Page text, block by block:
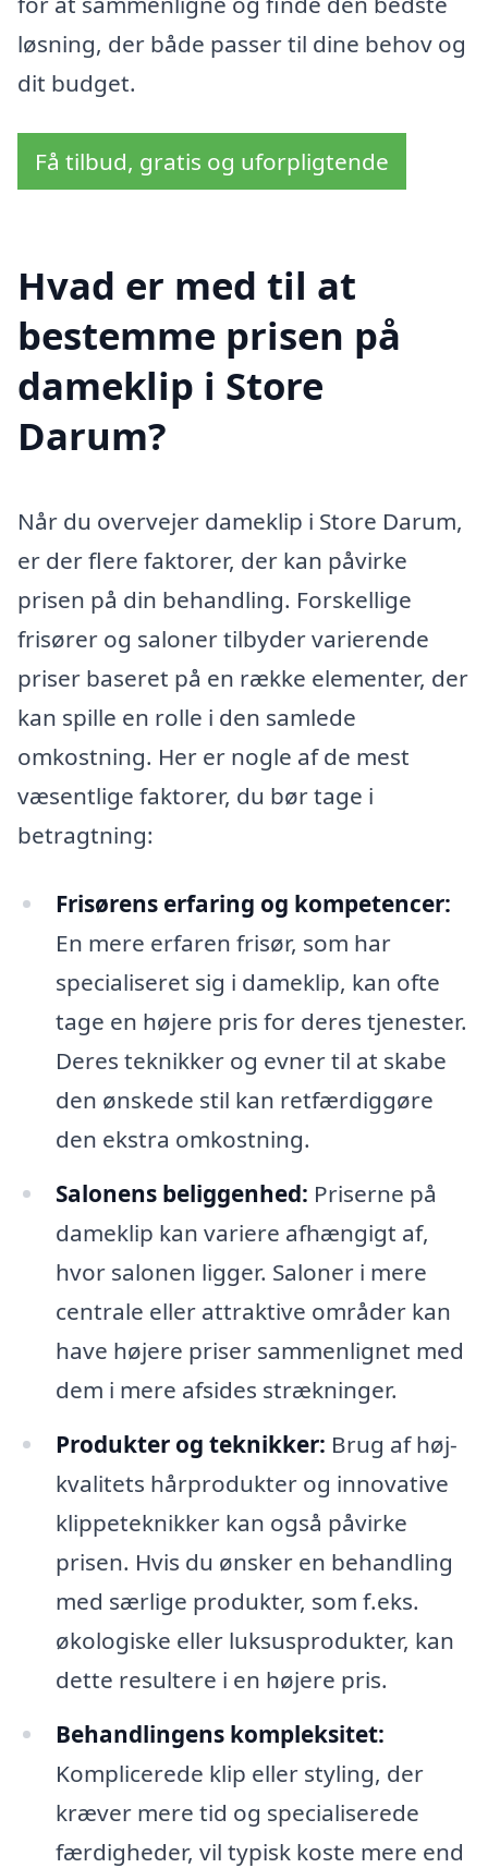
løsning, der både passer til dine behov og
dit budget.
Få tilbud, gratis og uforpligtende
Hvad er med til at
bestemme prisen på
dameklip i Store
Darum?
Når du overvejer dameklip i Store Darum,
er der flere faktorer, der kan påvirke
prisen på din behandling. Forskellige
frisører og saloner tilbyder varierende
priser baseret på en række elementer, der
kan spille en rolle i den samlede
omkostning. Her er nogle af de mest
væsentlige faktorer, du bør tage i
betragtning:
Frisørens erfaring og kompetencer:
En mere erfaren frisør, som har
specialiseret sig i dameklip, kan ofte
tage en højere pris for deres tjenester.
Deres teknikker og evner til at skabe
den ønskede stil kan retfærdiggøre
den ekstra omkostning.
Salonens beliggenhed: Priserne på
dameklip kan variere afhængigt af,
hvor salonen ligger. Saloner i mere
centrale eller attraktive områder kan
have højere priser sammenlignet med
dem i mere afsides strækninger.
Produkter og teknikker: Brug af høj-
kvalitets hårprodukter og innovative
klippeteknikker kan også påvirke
prisen. Hvis du ønsker en behandling
med særlige produkter, som f.eks.
økologiske eller luksusprodukter, kan
dette resultere i en højere pris.
Behandlingens kompleksitet:
Komplicerede klip eller styling, der
kræver mere tid og specialiserede
færdigheder, vil typisk koste mere end